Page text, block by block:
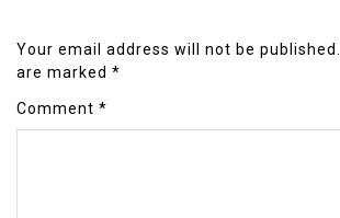
Your email address will not be published.
are marked *
Comment *